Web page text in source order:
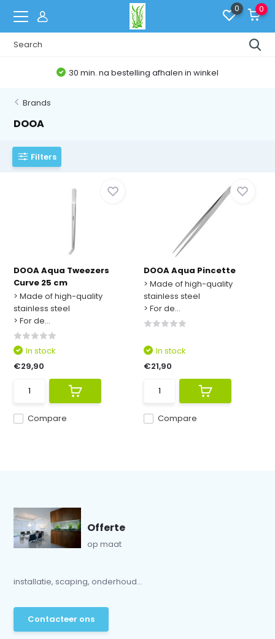
0 0
30 min. na bestelling afhalen in winkel
Brands
DOOA
Filters
DOOA Aqua Tweezers
Curve 25 cm
> Made of high-quality
stainless steel
> For de...
Compare
In stock
€29,90
DOOA Aqua Pincette
> Made of high-quality
stainless steel
> For de...
Compare
In stock
€21,90
Offerte
op maat
installatie, scaping, onderhoud...
Contacteer ons